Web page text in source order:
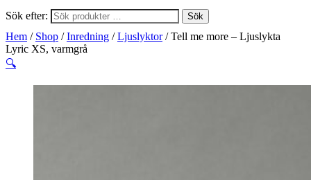
Sök efter: Sök
Hem / Shop /Inredning /Ljuslyktor/ Tell me more – Ljuslykta
Lyric XS, varmgrå
🔍